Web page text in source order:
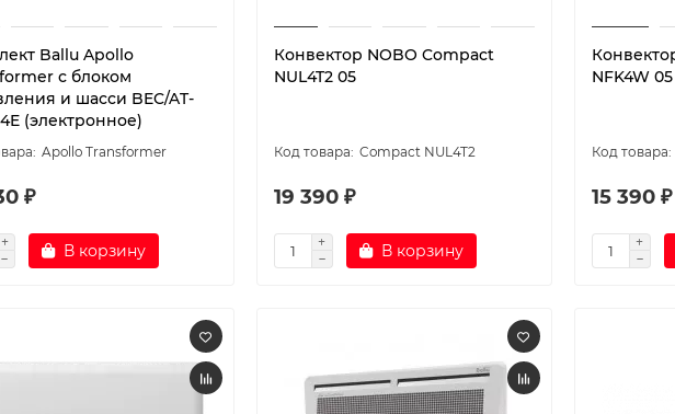
Ballu Apollo
с блоком
и шасси BEC/AT-
(электронное)
Apollo Transformer
₽
В корзину
Конвектор NOBO Compact
NUL4T2 05
Compact NUL4T2
19 390 ₽
В корзину
NFK4W 05
15 390 ₽